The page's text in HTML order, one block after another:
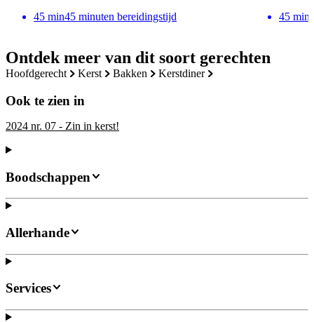
Ontdek meer van dit soort gerechten
hoofdgerecht kerst bakken kerstdiner
Ook te zien in
2024 nr. 07 - Zin in kerst!
45 min45 minuten bereidingstijd
45 min
Boodschappen
Allerhande
Services